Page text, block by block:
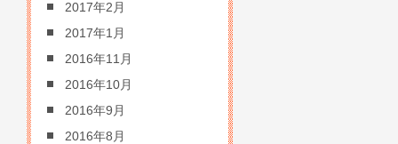
2017年2月
2017年1月
2016年11月
2016年10月
2016年9月
2016年8月